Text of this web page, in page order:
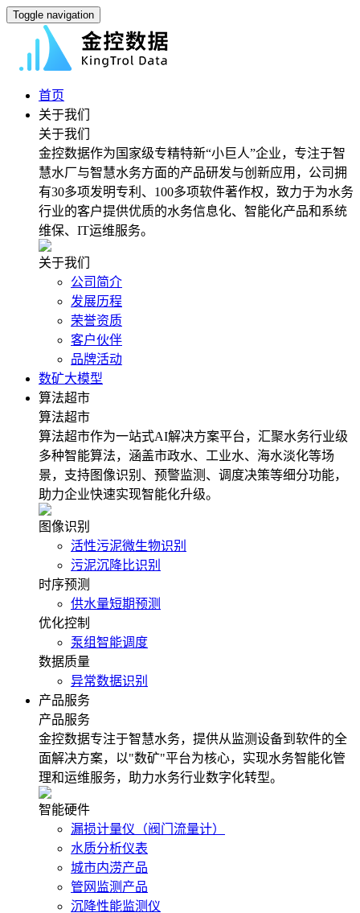
Toggle navigation
首页
关于我们
关于我们
金控数据作为国家级专精特新“小巨人”企业，专注于智
慧水厂与智慧水务方面的产品研发与创新应用，公司拥
有30多项发明专利、100多项软件著作权，致力于为水务
行业的客户提供优质的水务信息化、智能化产品和系统
维保、IT运维服务。
关于我们
公司简介
发展历程
荣誉资质
客户伙伴
品牌活动
数矿大模型
算法超市
算法超市
算法超市作为一站式AI解决方案平台，汇聚水务行业级
多种智能算法，涵盖市政水、工业水、海水淡化等场
景，支持图像识别、预警监测、调度决策等细分功能，
助力企业快速实现智能化升级。
图像识别
活性污泥微生物识别
污泥沉降比识别
时序预测
供水量短期预测
优化控制
泵组智能调度
数据质量
异常数据识别
产品服务
产品服务
金控数据专注于智慧水务，提供从监测设备到软件的全
面解决方案，以"数矿"平台为核心，实现水务智能化管
理和运维服务，助力水务行业数字化转型。
智能硬件
漏损计量仪（阀门流量计）
水质分析仪表
城市内涝产品
管网监测产品
沉降性能监测仪